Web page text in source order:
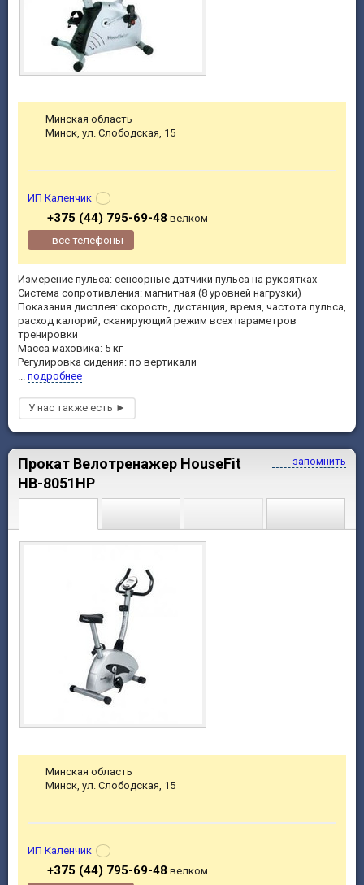
Измерение пульса: сенсорные датчики пульса на рукоятках
Система сопротивления: магнитная (8 уровней нагрузки)
Показания дисплея: скорость, дистанция, время, частота пульса,
расход калорий, сканирующий режим всех параметров
тренировки
Масса маховика: 5 кг
Регулировка сидения: по вертикали
подробнее
Минская область
Минск, ул. Слободская, 15
ИП Каленчик
+375 (44) 795-69-48 велком
все телефоны
запомнить
Прокат Велотренажер HouseFit
HB-8051HP
Минская область
Минск, ул. Слободская, 15
ИП Каленчик
+375 (44) 795-69-48 велком